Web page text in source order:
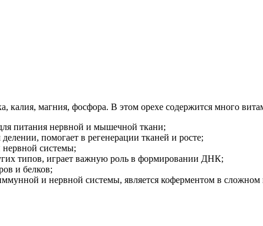
магния, фосфора. В этом орехе содержится много
питания нервной и мышечной ткани;
помогает в регенерации тканей и росте;
системы;
типов, играет важную роль в формировании ДНК;
и белков;
и нервной системы, является коферментом в сложном